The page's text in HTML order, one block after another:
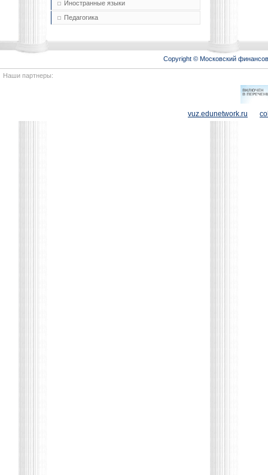
Иностранные языки
Педагогика
Copyright © Московский
Наши партнеры:
vuz.edunetwork.ru